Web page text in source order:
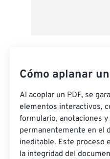
Cómo aplanar
Al acoplar un PDF, se
elementos interactivos,
formulario, anotaciones
permanentemente en el
ineditable. Este proceso
la integridad del